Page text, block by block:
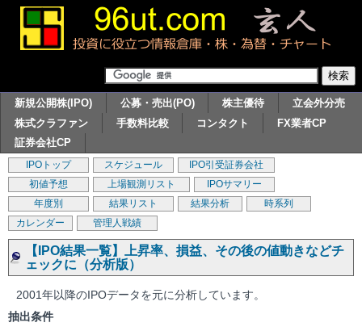
新規公開株(IPO) 公募・売出(PO) 株主優待
立会外分売
株式クラファン
手数料比較 コンタクト
FX業者CP
証券会社CP
IPOトップ スケジュール
IPO引受証券会社
初値予想
上場観測リスト
IPOサマリー
年度別
結果リスト 結果分析
時系列
カレンダー
管理人戦績
【IPO結果一覧】上昇率、損益、その後の値動きなどチ
ェックに（分析版）
2001年以降のIPOデータを元に分析しています。
抽出条件